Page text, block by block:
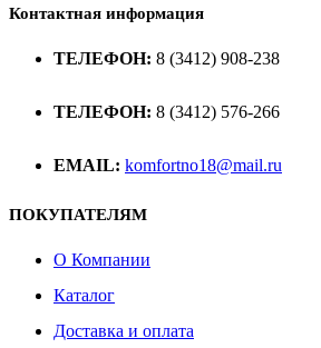
Контактная информация
ТЕЛЕФОН: 8 (3412) 908-238
ТЕЛЕФОН: 8 (3412) 576-266
EMAIL: komfortno18@mail.ru
ПОКУПАТЕЛЯМ
О Компании
Каталог
Доставка и оплата